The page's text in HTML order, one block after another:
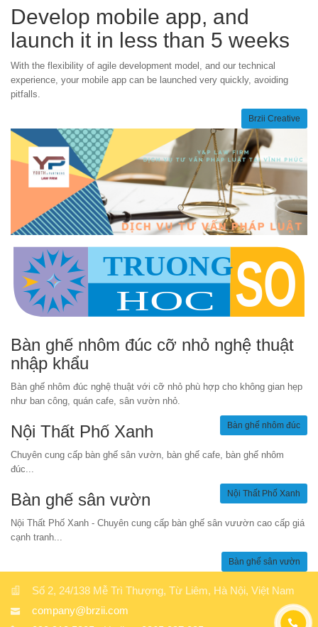
Develop mobile app, and
launch it in less than 5 weeks
With the flexibility of agile development model, and our technical
experience, your mobile app can be launched very quickly, avoiding
pitfalls.
Brzii Creative
Bàn ghế nhôm đúc cỡ nhỏ nghệ thuật
nhập khẩu
Bàn ghế nhôm đúc nghệ thuật với cỡ nhỏ phù hợp cho không gian hẹp
như ban công, quán cafe, sân vườn nhỏ.
Bàn ghế nhôm đúc
Nội Thất Phố Xanh
Chuyên cung cấp bàn ghế sân vườn, bàn ghế cafe, bàn ghế nhôm
đúc...
Nội Thất Phố Xanh
Bàn ghế sân vườn
Nội Thất Phố Xanh - Chuyên cung cấp bàn ghế sân vưườn cao cấp giá
cạnh tranh...
Bàn ghế sân vườn
Số 2, 24/138 Mễ Trì Thượng, Từ Liêm, Hà Nội, Việt Nam
company@brzii.com